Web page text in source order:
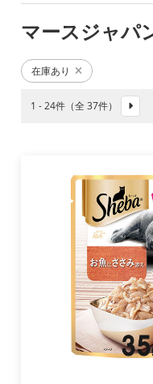
マースジャパ
在庫あり
1 - 24件（全 37件）